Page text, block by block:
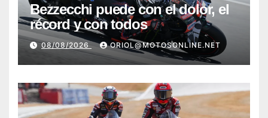
Bezzecchi puede con el dolor, el
récord y con todos
08/08/2026 ORIOL@MOTOSONLINE.NET